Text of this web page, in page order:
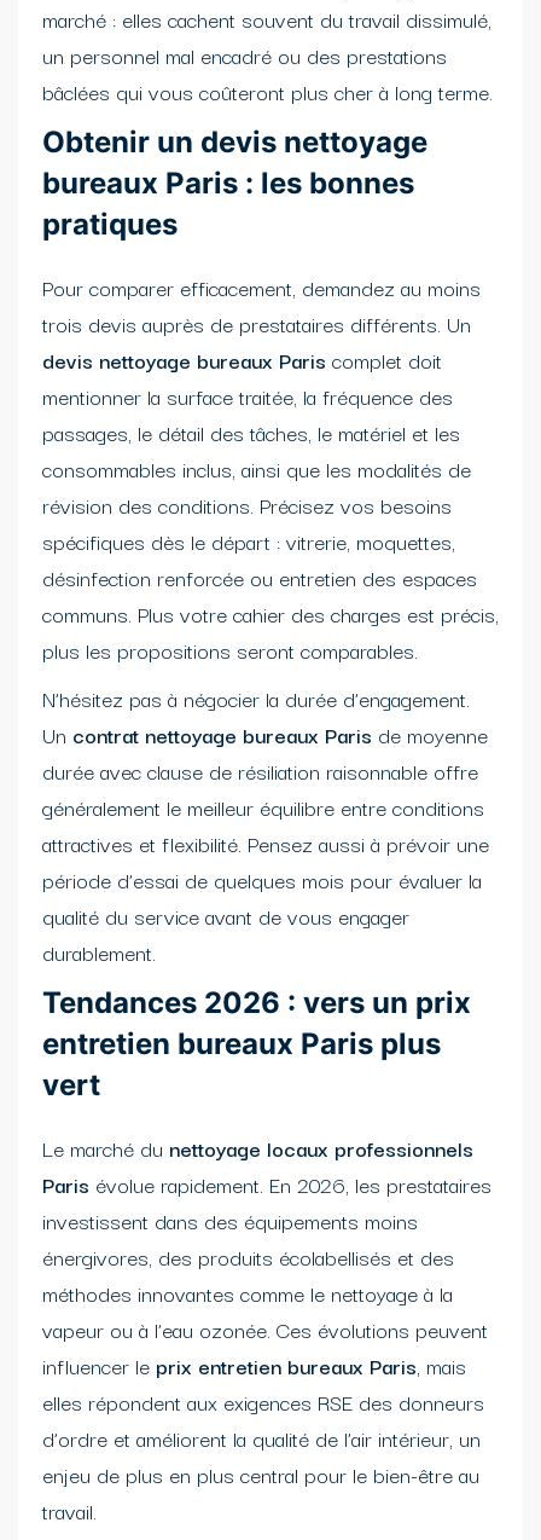
marché : elles cachent souvent du travail dissimulé,
un personnel mal encadré ou des prestations
bâclées qui vous coûteront plus cher à long terme.
Obtenir un devis nettoyage
bureaux Paris : les bonnes
pratiques
Pour comparer efficacement, demandez au moins
trois devis auprès de prestataires différents. Un
devis nettoyage bureaux Paris complet doit
mentionner la surface traitée, la fréquence des
passages, le détail des tâches, le matériel et les
consommables inclus, ainsi que les modalités de
révision des conditions. Précisez vos besoins
spécifiques dès le départ : vitrerie, moquettes,
désinfection renforcée ou entretien des espaces
communs. Plus votre cahier des charges est précis,
plus les propositions seront comparables.
N’hésitez pas à négocier la durée d’engagement.
Un contrat nettoyage bureaux Paris de moyenne
durée avec clause de résiliation raisonnable offre
généralement le meilleur équilibre entre conditions
attractives et flexibilité. Pensez aussi à prévoir une
période d’essai de quelques mois pour évaluer la
qualité du service avant de vous engager
durablement.
Tendances 2026 : vers un prix
entretien bureaux Paris plus
vert
Le marché du nettoyage locaux professionnels
Paris évolue rapidement. En 2026, les prestataires
investissent dans des équipements moins
énergivores, des produits écolabellisés et des
méthodes innovantes comme le nettoyage à la
vapeur ou à l’eau ozonée. Ces évolutions peuvent
influencer le prix entretien bureaux Paris, mais
elles répondent aux exigences RSE des donneurs
d’ordre et améliorent la qualité de l’air intérieur, un
enjeu de plus en plus central pour le bien-être au
travail.